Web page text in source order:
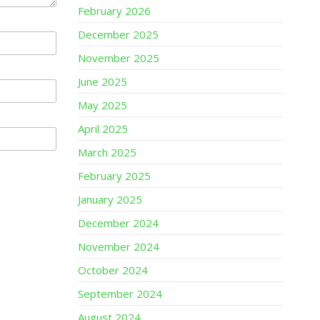
February 2026
December 2025
November 2025
June 2025
May 2025
April 2025
March 2025
February 2025
January 2025
December 2024
November 2024
October 2024
September 2024
August 2024